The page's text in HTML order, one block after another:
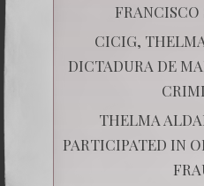
CICIG,
DICTADURA DE
THELMA
PARTICIPATED IN